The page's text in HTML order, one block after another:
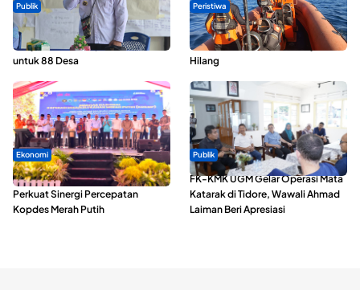
Publik
ABDESI Morotai Apresiasi
Penyaluran ADD Rp3,13 Miliar
untuk 88 Desa
Peristiwa
Dua Longboat Bertabrakan di
Perairan Taliabu, Satu Nelayan
Hilang
Ekonomi
Seminar di Ternate, Mendes
Perkuat Sinergi Percepatan
Kopdes Merah Putih
Publik
FK-KMK UGM Gelar Operasi Mata
Katarak di Tidore, Wawali Ahmad
Laiman Beri Apresiasi